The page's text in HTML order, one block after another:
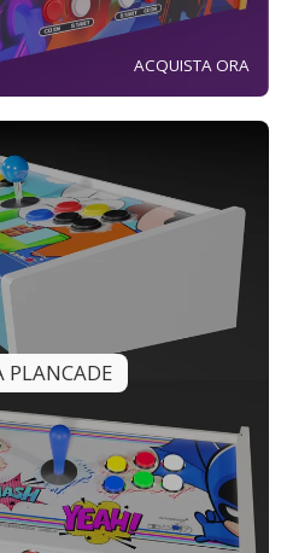
ACQUISTA ORA
PLANCADE